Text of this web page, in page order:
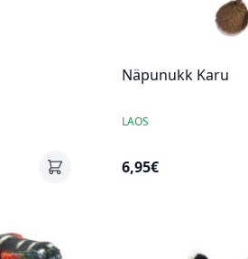
Näpunukk Karu
LAOS
6,95€